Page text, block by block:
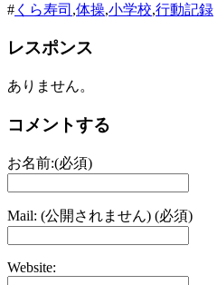
# くら寿司 ,体操,小学校,行動記録
レスポンス
ありません。
コメントする
お名前:(必須)
Mail: (公開されません) (必須)
Website: